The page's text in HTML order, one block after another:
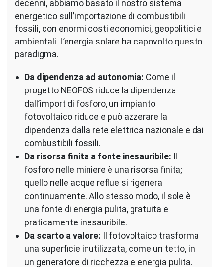
decenni, abbiamo basato il nostro sistema
energetico sull’importazione di combustibili
fossili, con enormi costi economici, geopolitici e
ambientali. L’energia solare ha capovolto questo
paradigma.
Da dipendenza ad autonomia: Come il
progetto NEOFOS riduce la dipendenza
dall’import di fosforo, un impianto
fotovoltaico riduce e può azzerare la
dipendenza dalla rete elettrica nazionale e dai
combustibili fossili.
Da risorsa finita a fonte inesauribile: Il
fosforo nelle miniere è una risorsa finita;
quello nelle acque reflue si rigenera
continuamente. Allo stesso modo, il sole è
una fonte di energia pulita, gratuita e
praticamente inesauribile.
Da scarto a valore: Il fotovoltaico trasforma
una superficie inutilizzata, come un tetto, in
un generatore di ricchezza e energia pulita.